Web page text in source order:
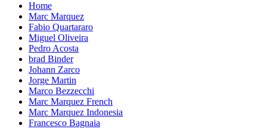
Home
Marc Marquez
Fabio Quartararo
Miguel Oliveira
Pedro Acosta
brad Binder
Johann Zarco
Jorge Martin
Marco Bezzecchi
Marc Marquez French
Marc Marquez Indonesia
Francesco Bagnaia